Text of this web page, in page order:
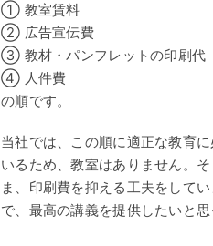
① 教室賃料
② 広告宣伝費
③ 教材・パンフレットの印刷代
④ 人件費
の順です。
当社では、この順に適正な教育
いるため、教室はありません。
ま、印刷費を抑える工夫をして
で、最高の講義を提供したいと思